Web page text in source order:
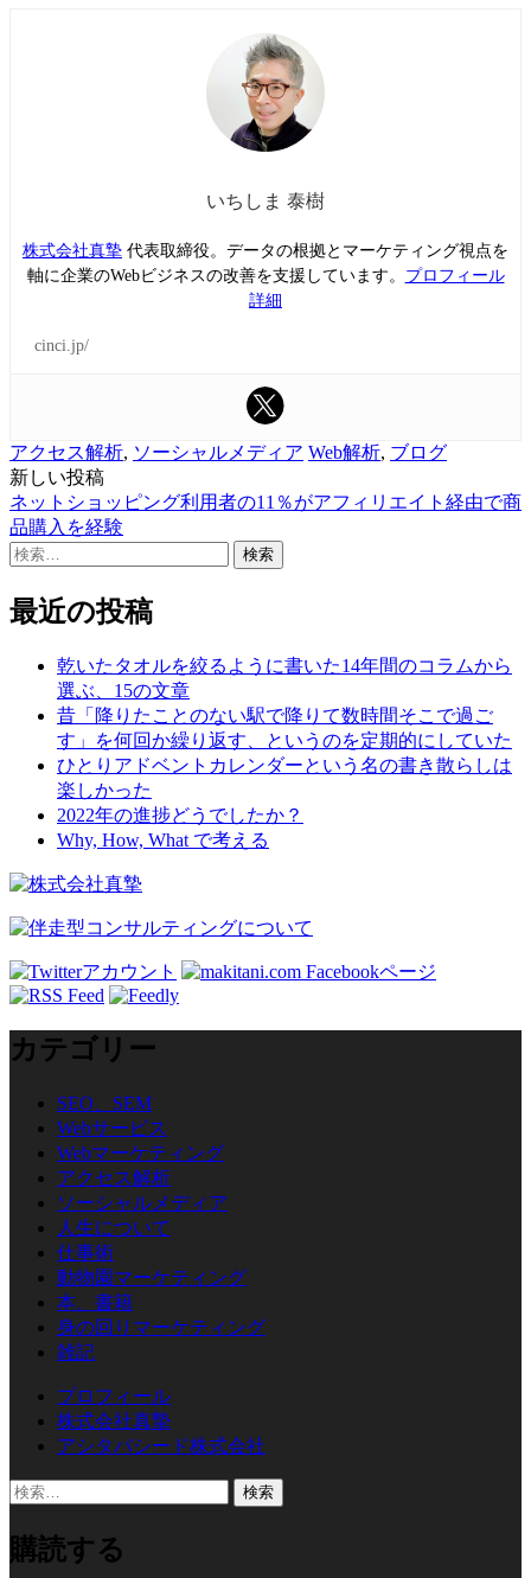
いちしま 泰樹
株式会社真摯 代表取締役。データの根拠とマーケティング視点を
軸に企業のWebビジネスの改善を支援しています。 プロフィール
詳細
cinci.jp/
アクセス解析, ソーシャルメディア Web解析, ブログ
投
稿
ナ
ビ
新しい投稿
ネットショッピング利用者の11％がアフィリエイト経由で商
品購入を経験
検
最近の投稿
乾いたタオルを絞るように書いた14年間のコラムから
選ぶ、15の文章
昔「降りたことのない駅で降りて数時間そこで過ご
す」を何回か繰り返す、というのを定期的にしていた
ひとりアドベントカレンダーという名の書き散らしは
楽しかった
2022年の進捗どうでしたか？
Why, How, What で考える
カテゴリー
SEO、SEM
Webサービス
Webマーケティング
アクセス解析
ソーシャルメディア
人生について
仕事術
動物園マーケティング
本、書籍
身の回りマーケティング
雑記
プロフィール
株式会社真摯
アシタバシード株式会社
検
購読する